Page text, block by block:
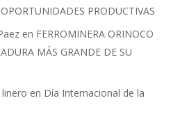
PRODUCTIVAS
en FERROMINERA ORINOCO
MÁS GRANDE DE SU
en Día Internacional de la